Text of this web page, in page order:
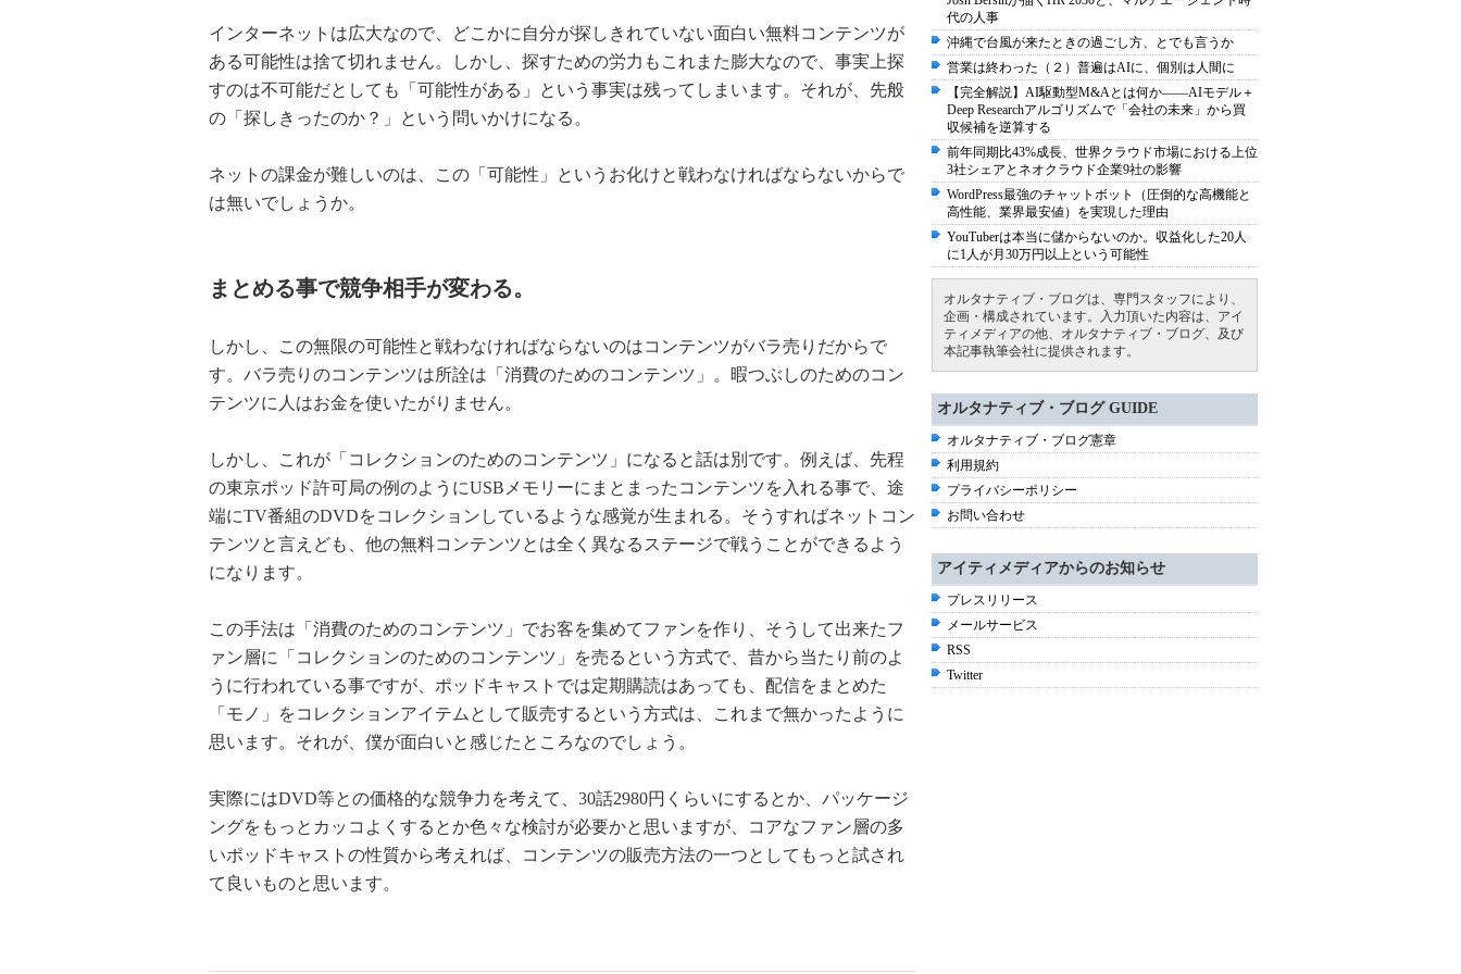
インターネットは広大なので、どこかに自分が探しきれていない面白い無料コンテンツが
ある可能性は捨て切れません。しかし、探すための労力もこれまた膨大なので、事実上探
すのは不可能だとしても「可能性がある」という事実は残ってしまいます。それが、先般
の「探しきったのか？」という問いかけになる。
ネットの課金が難しいのは、この「可能性」というお化けと戦わなければならないからで
は無いでしょうか。
まとめる事で競争相手が変わる。
しかし、この無限の可能性と戦わなければならないのはコンテンツがバラ売りだからで
す。バラ売りのコンテンツは所詮は「消費のためのコンテンツ」。暇つぶしのためのコン
テンツに人はお金を使いたがりません。
しかし、これが「コレクションのためのコンテンツ」になると話は別です。例えば、先程
の東京ポッド許可局の例のようにUSBメモリーにまとまったコンテンツを入れる事で、途
端にTV番組のDVDをコレクションしているような感覚が生まれる。そうすればネットコン
テンツと言えども、他の無料コンテンツとは全く異なるステージで戦うことができるよう
になります。
この手法は「消費のためのコンテンツ」でお客を集めてファンを作り、そうして出来たフ
ァン層に「コレクションのためのコンテンツ」を売るという方式で、昔から当たり前のよ
うに行われている事ですが、ポッドキャストでは定期購読はあっても、配信をまとめた
「モノ」をコレクションアイテムとして販売するという方式は、これまで無かったように
思います。それが、僕が面白いと感じたところなのでしょう。
実際にはDVD等との価格的な競争力を考えて、30話2980円くらいにするとか、パッケージ
ングをもっとカッコよくするとか色々な検討が必要かと思いますが、コアなファン層の多
いポッドキャストの性質から考えれば、コンテンツの販売方法の一つとしてもっと試され
て良いものと思います。
代の人事
沖縄で台風が来たときの過ごし方、とでも言うか
営業は終わった（２）普遍はAIに、個別は人間に
【完全解説】AI駆動型M&Aとは何か――AIモデル＋
Deep Researchアルゴリズムで「会社の未来」から買
収候補を逆算する
前年同期比43%成長、世界クラウド市場における上位
3社シェアとネオクラウド企業9社の影響
WordPress最強のチャットボット（圧倒的な高機能と
高性能、業界最安値）を実現した理由
YouTuberは本当に儲からないのか。収益化した20人
に1人が月30万円以上という可能性
オルタナティブ・ブログは、専門スタッフにより、
企画・構成されています。入力頂いた内容は、アイ
ティメディアの他、オルタナティブ・ブログ、及び
本記事執筆会社に提供されます。
オルタナティブ・ブログ GUIDE
オルタナティブ・ブログ憲章
利用規約
プライバシーポリシー
お問い合わせ
アイティメディアからのお知らせ
プレスリリース
メールサービス
RSS
Twitter